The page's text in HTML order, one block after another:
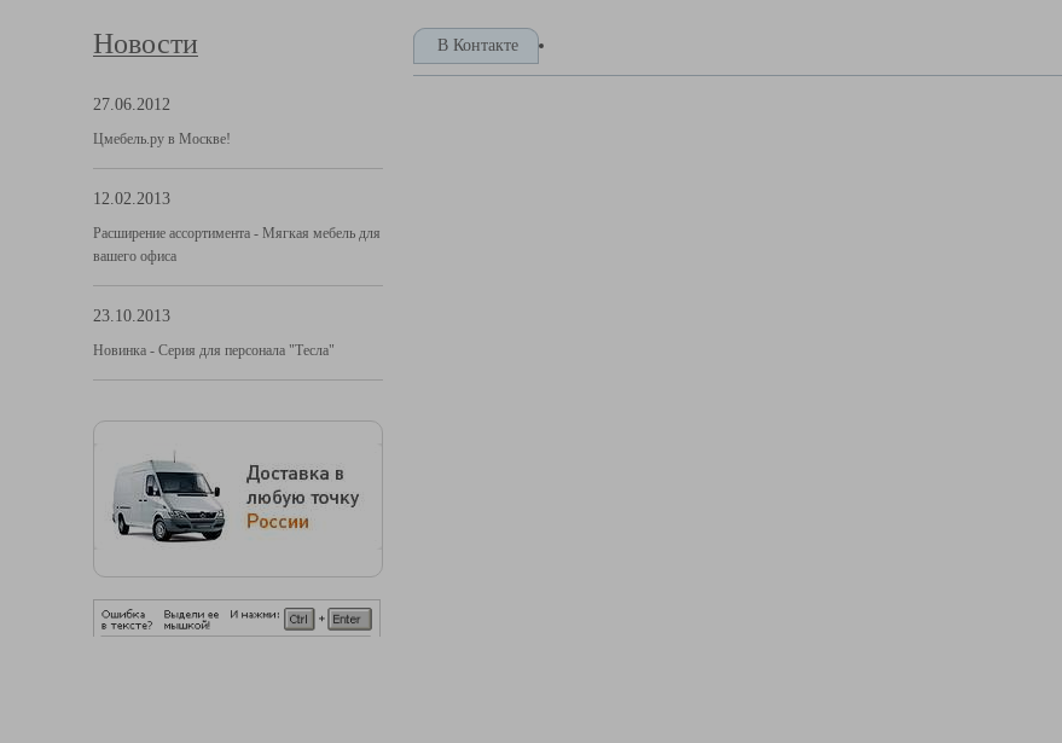
Новости
27.06.2012
Цмебель.ру в Москве!
12.02.2013
Расширение ассортимента - Мягкая мебель для
вашего офиса
23.10.2013
Новинка - Серия для персонала "Тесла"
В Контакте